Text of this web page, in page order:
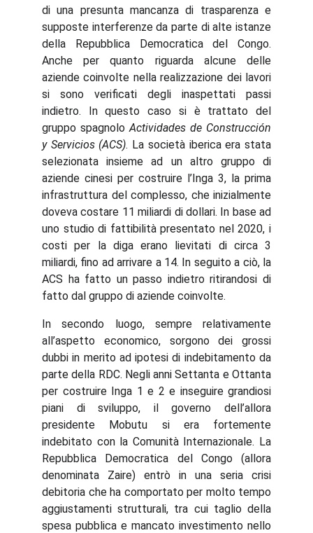
di una presunta mancanza di trasparenza e
supposte interferenze da parte di alte istanze
della Repubblica Democratica del Congo.
Anche per quanto riguarda alcune delle
aziende coinvolte nella realizzazione dei lavori
si sono verificati degli inaspettati passi
indietro. In questo caso si è trattato del
gruppo spagnoloActividades de Construcción
y Servicios (ACS). La società iberica era stata
selezionata insieme ad un altro gruppo di
aziende cinesi per costruire l’Inga 3, la prima
infrastruttura del complesso, che inizialmente
doveva costare 11 miliardi di dollari. In base ad
uno studio di fattibilità presentato nel 2020, i
costi per la diga erano lievitati di circa 3
miliardi, fino ad arrivare a 14. In seguito a ciò, la
ACS ha fatto un passo indietro ritirandosi di
fatto dal gruppo di aziende coinvolte.
In secondo luogo, sempre relativamente
all’aspetto economico, sorgono dei grossi
dubbi in merito ad ipotesi di indebitamento da
parte della RDC. Negli anni Settanta e Ottanta
per costruire Inga 1 e 2 e inseguire grandiosi
piani di sviluppo, il governo dell’allora
presidente Mobutu si era fortemente
indebitato con la Comunità Internazionale. La
Repubblica Democratica del Congo (allora
denominata Zaire) entrò in una seria crisi
debitoria che ha comportato per molto tempo
aggiustamenti strutturali, tra cui taglio della
spesa pubblica e mancato investimento nello